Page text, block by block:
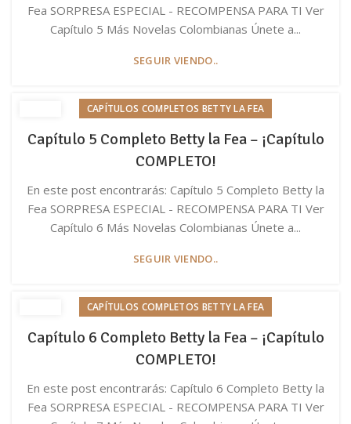
Fea SORPRESA ESPECIAL - RECOMPENSA PARA TI Ver
Capítulo 5 Más Novelas Colombianas Únete a...
SEGUIR VIENDO..
CAPÍTULOS COMPLETOS BETTY LA FEA
Capítulo 5 Completo Betty la Fea – ¡Capítulo
COMPLETO!
En este post encontrarás: Capítulo 5 Completo Betty la
Fea SORPRESA ESPECIAL - RECOMPENSA PARA TI Ver
Capítulo 6 Más Novelas Colombianas Únete a...
SEGUIR VIENDO..
CAPÍTULOS COMPLETOS BETTY LA FEA
Capítulo 6 Completo Betty la Fea – ¡Capítulo
COMPLETO!
En este post encontrarás: Capítulo 6 Completo Betty la
Fea SORPRESA ESPECIAL - RECOMPENSA PARA TI Ver